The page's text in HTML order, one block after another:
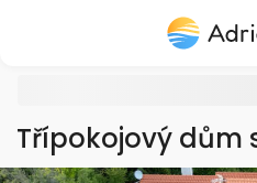
Třípokojový dům